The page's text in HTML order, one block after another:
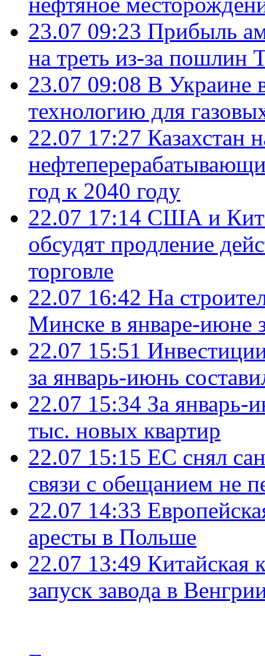
23.07 09:23 Прибыль
на треть из-за пошлин
23.07 09:08 В Украине
технологию для
22.07 17:27 Казахстан
год к 2040 году
22.07 17:14 США и
обсудят продление
торговле
22.07 16:42 На
Минске в январе-июне
22.07 15:51
за январь-июнь
22.07 15:34 За январь-
тыс. новых квартир
22.07 15:15 ЕС снял
связи с обещанием не
22.07 14:33
аресты в Польше
22.07 13:49 Китайская
запуск завода в